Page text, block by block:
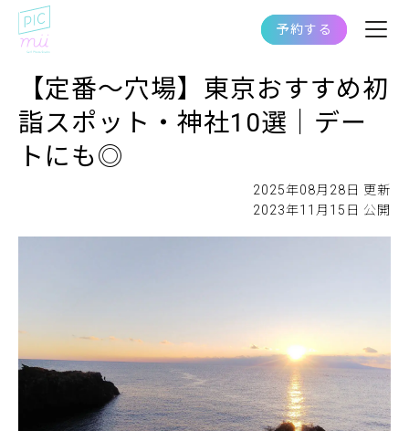
予約する
【定番〜穴場】東京おすすめ初
詣スポット・神社10選｜デー
トにも◎
2025年08月28日 更新
2023年11月15日 公開